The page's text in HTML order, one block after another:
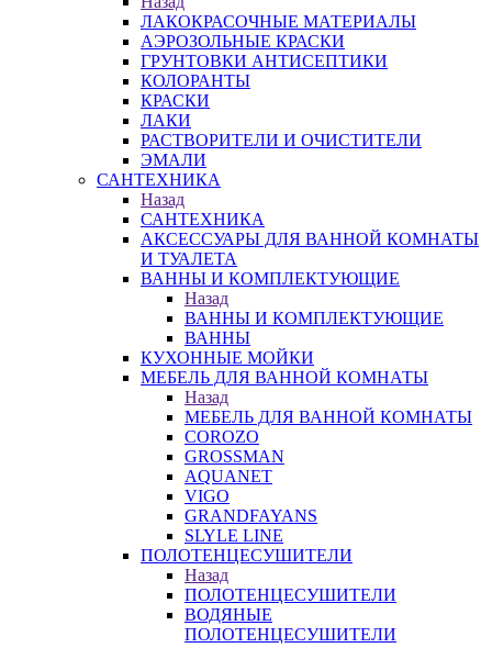
ЛАКОКРАСОЧНЫЕ МАТЕРИАЛЫ
АЭРОЗОЛЬНЫЕ КРАСКИ
ГРУНТОВКИ АНТИСЕПТИКИ
КОЛОРАНТЫ
КРАСКИ
ЛАКИ
РАСТВОРИТЕЛИ И ОЧИСТИТЕЛИ
ЭМАЛИ
САНТЕХНИКА
Назад
САНТЕХНИКА
АКСЕССУАРЫ ДЛЯ ВАННОЙ КОМНАТЫ
И ТУАЛЕТА
ВАННЫ И КОМПЛЕКТУЮЩИЕ
Назад
ВАННЫ И КОМПЛЕКТУЮЩИЕ
ВАННЫ
КУХОННЫЕ МОЙКИ
МЕБЕЛЬ ДЛЯ ВАННОЙ КОМНАТЫ
Назад
МЕБЕЛЬ ДЛЯ ВАННОЙ КОМНАТЫ
COROZO
GROSSMAN
AQUANET
VIGO
GRANDFAYANS
SLYLE LINE
ПОЛОТЕНЦЕСУШИТЕЛИ
Назад
ПОЛОТЕНЦЕСУШИТЕЛИ
ВОДЯНЫЕ
ПОЛОТЕНЦЕСУШИТЕЛИ